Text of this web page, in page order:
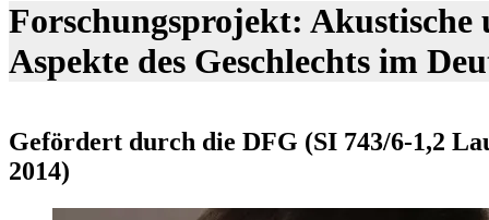
Forschungsprojekt:
Aspekte des Geschlechts im
Gefördert durch die DFG (SI 743/6-1,2
2014)